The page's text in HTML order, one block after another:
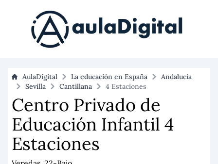
AulaDigital La educación en España
Andalucía
Sevilla
Cantillana 4 Estaciones
Centro Privado de
Educación Infantil 4
Estaciones